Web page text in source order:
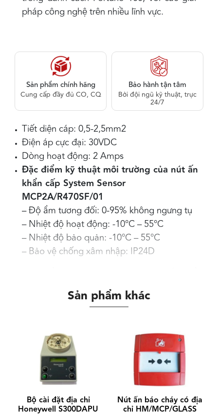
pháp công nghệ trên nhiều lĩnh vực.
Sản phẩm chính hãng
Cung cấp đầy đủ CO, CQ
Bảo hành tận tâm
Bởi đội ngũ kỹ thuật, trực
24/7
Tiết diện cáp: 0,5-2,5mm2
Điện áp cực đại: 30VDC
Dòng hoạt động: 2 Amps
Đặc điểm kỹ thuật môi trường của nút ấn
khẩn cấp System Sensor
MCP2A/R470SF/01
– Độ ẩm tương đối: 0-95% không ngưng tụ
– Nhiệt độ hoạt động: -10°C – 55°C
– Nhiệt độ bảo quản: -10°C – 55°C
– Bảo vệ chống xâm nhập: IP24D
cấp System Sensor MCP2A/R470SF/01
– Chất liệu: PC / ABS
– Màu sắc : Đỏ, Ral 3001
Sản phẩm khác
Bộ cài đặt địa chỉ
Honeywell S300DAPU
Nút ấn báo cháy có địa
chỉ HM/MCP/GLASS